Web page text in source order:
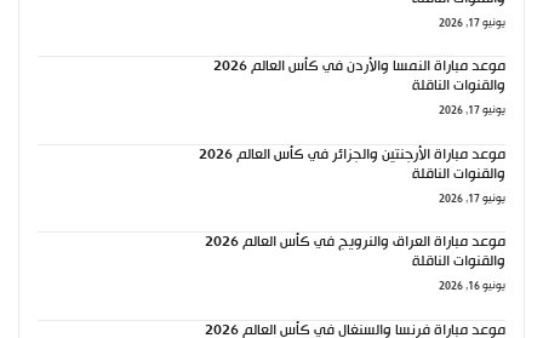
يونيو 17, 2026
موعد مباراة النمسا والأردن في كأس العالم 2026
والقنوات الناقلة
يونيو 17, 2026
موعد مباراة الأرجنتين والجزائر في كأس العالم 2026
والقنوات الناقلة
يونيو 17, 2026
موعد مباراة العراق والنرويج في كأس العالم 2026
والقنوات الناقلة
يونيو 16, 2026
موعد مباراة فرنسا والسنغال في كأس العالم 2026